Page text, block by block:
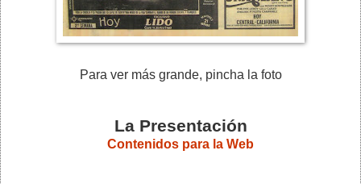
Para ver más grande, pincha la foto
La Presentación
Contenidos para la Web